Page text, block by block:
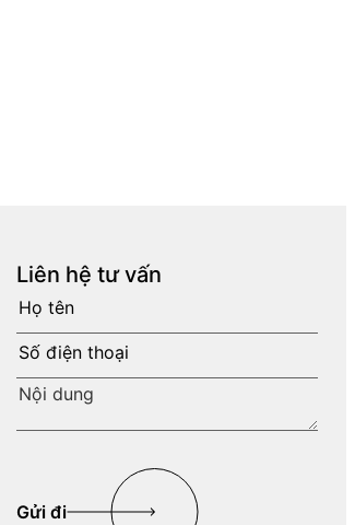
Liên hệ tư vấn